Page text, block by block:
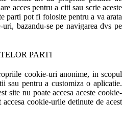
acces pentru a citi sau scrie aceste
parti pot fi folosite pentru a va arata
bazandu-se pe navigarea dvs pe
PARTI
cookie-uri anonime, in scopul
sau pentru a customiza o aplicatie.
site nu poate accesa aceste cookie-
cookie-urile detinute de acest